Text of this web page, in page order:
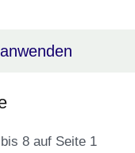
8 auf Seite 1